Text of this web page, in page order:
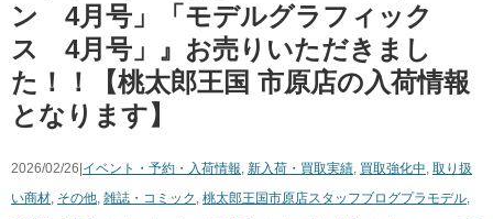
ン 4月号」「モデルグラフィック
ス 4月号」』お売りいただきまし
た！！【桃太郎王国 市原店の入荷情報
となります】
2026/02/26| イベント・予約・入荷情報, 新入荷・買取実績, 買取強化中, 取り扱
い商材, その他, 雑誌・コミック , 桃太郎王国市原店スタッフブログプラモデル,